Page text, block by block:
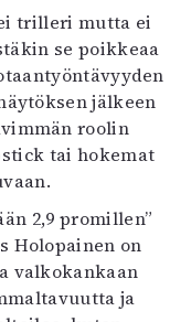
trilleri mutta ei
se poikkeaa
jälkeen
roolin
tai hokemat
2,9 promillen”
Holopainen on
valkokankaan
ja